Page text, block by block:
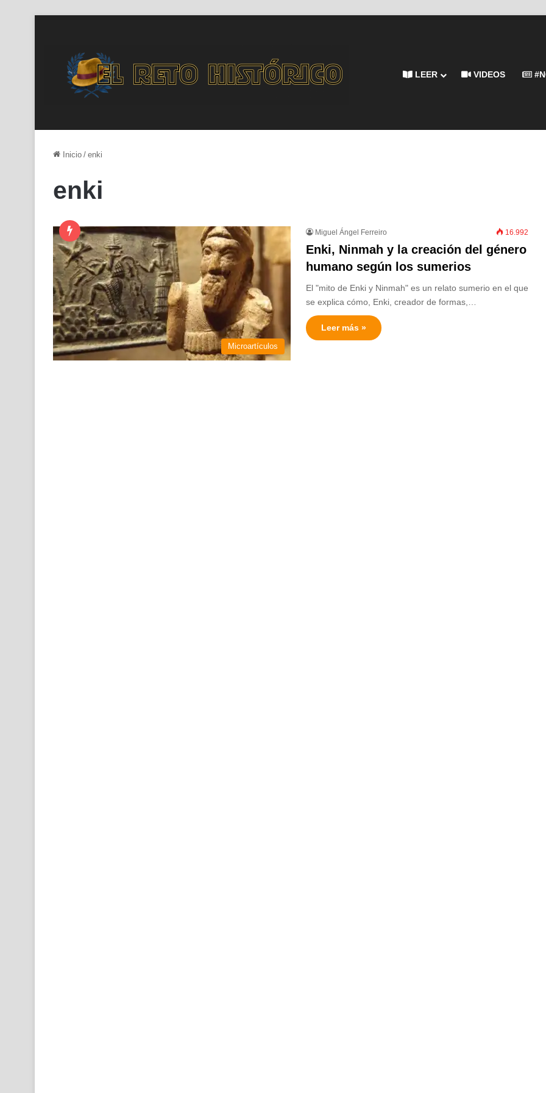
LEER VIDEOS
Inicio / enki
enki
Microartículos
Miguel Ángel Ferreiro 16.992
Enki, Ninmah y la creación del género
humano según los sumerios
El "mito de Enki y Ninmah" es un relato sumerio en el que
se explica cómo, Enki, creador de formas,…
Leer más »